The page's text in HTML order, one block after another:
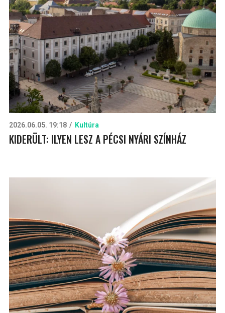
2026.06.05. 19:18 Kultúra
KIDERÜLT: ILYEN LESZ A PÉCSI NYÁRI SZÍNHÁZ